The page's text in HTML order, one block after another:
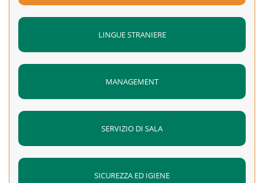
LINGUE STRANIERE
MANAGEMENT
SERVIZIO DI SALA
SICUREZZA ED IGIENE